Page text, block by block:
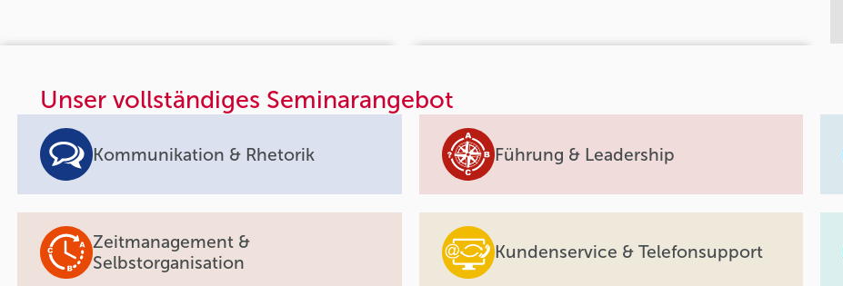
Unser vollständiges Seminarangebot
Kommunikation & Rhetorik Führung & Leadership
Zeitmanagement &
Selbstorganisation
Kundenservice & Telefonsupport